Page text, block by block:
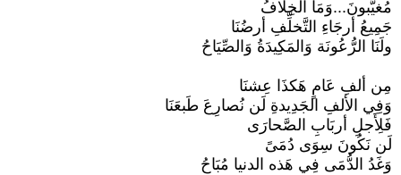
مُغيَّبونَ...وَمَا الخِلَافُ
جَمِيعُ أرجَاءِ التَّخلِّفِ أرضُنَا
ولَنَا الرُّعُونَة وَالمَكِيدَةُ وَالصِّيَاحُ
مِن ألفِ عَامٍ هَكذَا عِشنَا
وَفِي الألفِ الجَدِيدةِ لَن نُصارِعَ طَبعَنَا
فَلِأَجلِ أربَابِ الصَّحارَى
لَن نَكُونَ سِوَى دُمَىً
وَغَدُ الدُّمَى فِي هَذه الدنيا مُبَاحُ